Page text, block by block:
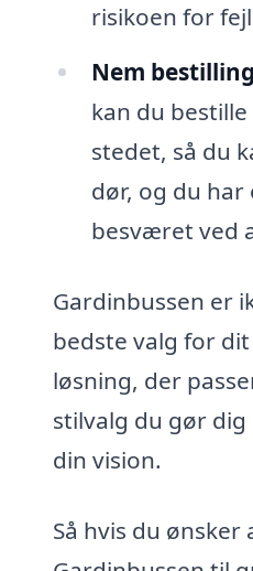
risikoen for
Nem
kan du
stedet, så du
dør, og du
besværet ved
Gardinbussen er
bedste valg for
løsning, der
stilvalg du gør
din vision.
Så hvis du